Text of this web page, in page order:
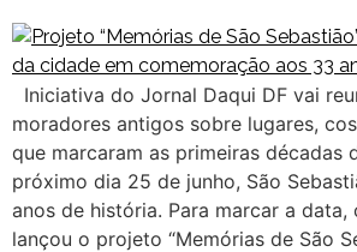
Iniciativa do Jornal Daqui DF vai
moradores antigos sobre lugares,
que marcaram as primeiras décadas
próximo dia 25 de junho, São
anos de história. Para marcar a data,
lançou o projeto “Memórias de São